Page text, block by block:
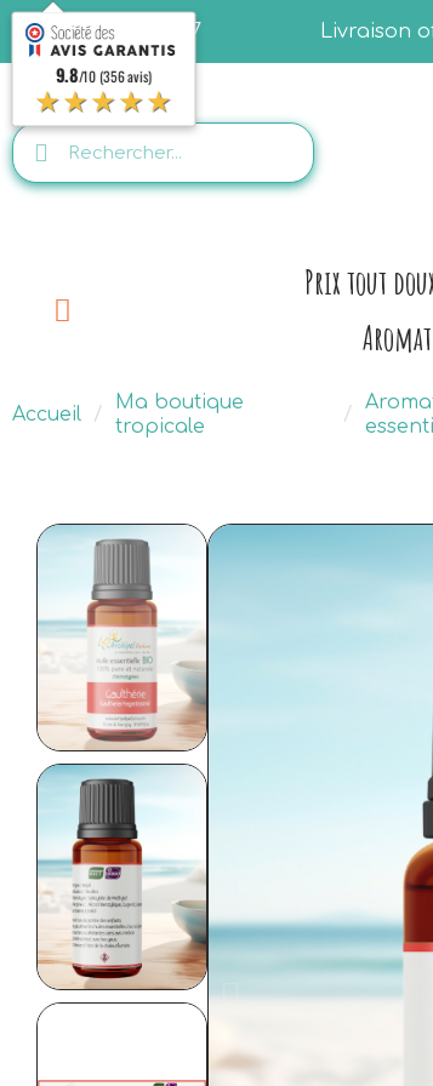
06.28.07.50.77 Livraison
Prix tout
Accueil
Ma boutique
tropicale
9.8/10 (356 avis)
★★★★★